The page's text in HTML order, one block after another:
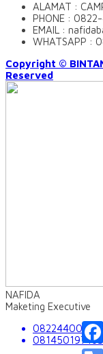
ALAMAT :
PHONE :
EMAIL :
WHATSAPP :
Copyright ©
Reserved
NAFIDA
Maketing Executive
081450197163